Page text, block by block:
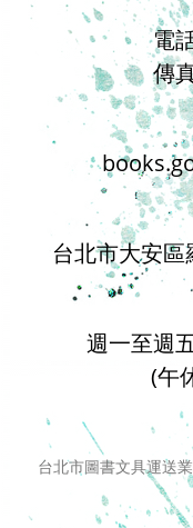
電
傳
台北市大安
週一至週
(午
台北市圖書文具運送